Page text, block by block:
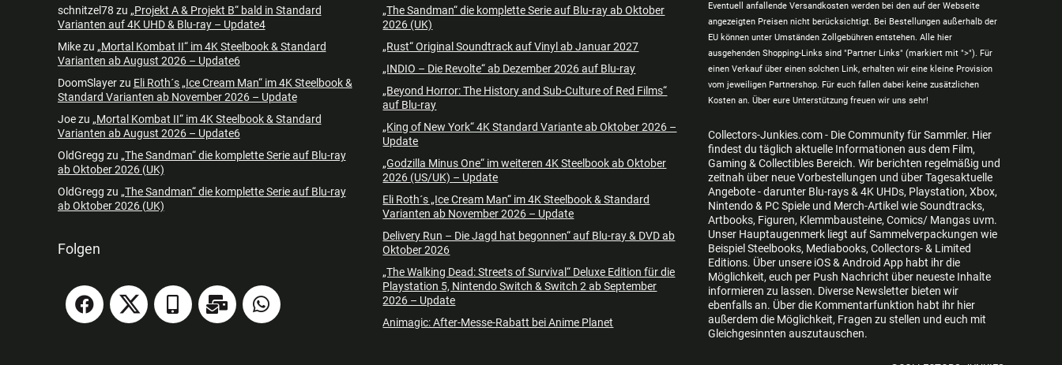
schnitzel78 zu „Projekt A & Projekt B“ bald in Standard
Varianten auf 4K UHD & Blu-ray – Update4
Mikezu „Mortal Kombat II“ im 4K Steelbook & Standard
Varianten ab August 2026 – Update6
DoomSlayerzu Eli Roth´s „Ice Cream Man“ im 4K Steelbook &
Standard Varianten ab November 2026 – Update
Joezu „Mortal Kombat II“ im 4K Steelbook & Standard
Varianten ab August 2026 – Update6
OldGregg zu „The Sandman“ die komplette Serie auf Blu-ray
ab Oktober 2026 (UK)
OldGregg zu „The Sandman“ die komplette Serie auf Blu-ray
ab Oktober 2026 (UK)
Folgen
„The Sandman“ die komplette Serie auf Blu-ray ab Oktober
2026 (UK)
„Rust“ Original Soundtrack auf Vinyl ab Januar 2027
„INDIO – Die Revolte“ ab Dezember 2026 auf Blu-ray
„Beyond Horror: The History and Sub-Culture of Red Films“
auf Blu-ray
„King of New York“ 4K Standard Variante ab Oktober 2026 –
Update
„Godzilla Minus One“ im weiteren 4K Steelbook ab Oktober
2026 (US/UK) – Update
Eli Roth´s „Ice Cream Man“ im 4K Steelbook & Standard
Varianten ab November 2026 – Update
Delivery Run – Die Jagd hat begonnen“ auf Blu-ray & DVD ab
Oktober 2026
„The Walking Dead: Streets of Survival“ Deluxe Edition für die
Playstation 5, Nintendo Switch & Switch 2 ab September
2026 – Update
Animagic: After-Messe-Rabatt bei Anime Planet
Eventuell anfallende Versandkosten werden bei den auf der Webseite
angezeigten Preisen nicht berücksichtigt. Bei Bestellungen außerhalb der
EU können unter Umständen Zollgebühren entstehen. Alle hier
ausgehenden Shopping-Links sind "Partner Links" (markiert mit ">"). Für
einen Verkauf über einen solchen Link, erhalten wir eine kleine Provision
vom jeweiligen Partnershop. Für euch fallen dabei keine zusätzlichen
Kosten an. Über eure Unterstützung freuen wir uns sehr!
Collectors-Junkies.com - Die Community für Sammler. Hier
findest du täglich aktuelle Informationen aus dem Film,
Gaming & Collectibles Bereich. Wir berichten regelmäßig und
zeitnah über neue Vorbestellungen und über Tagesaktuelle
Angebote - darunter Blu-rays & 4K UHDs, Playstation, Xbox,
Nintendo & PC Spiele und Merch-Artikel wie Soundtracks,
Artbooks, Figuren, Klemmbausteine, Comics/ Mangas uvm.
Unser Hauptaugenmerk liegt auf Sammelverpackungen wie
Beispiel Steelbooks, Mediabooks, Collectors- & Limited
Editions. Über unsere iOS & Android App habt ihr die
Möglichkeit, euch per Push Nachricht über neueste Inhalte
informieren zu lassen. Diverse Newsletter bieten wir
ebenfalls an. Über die Kommentarfunktion habt ihr hier
außerdem die Möglichkeit, Fragen zu stellen und euch mit
Gleichgesinnten auszutauschen.